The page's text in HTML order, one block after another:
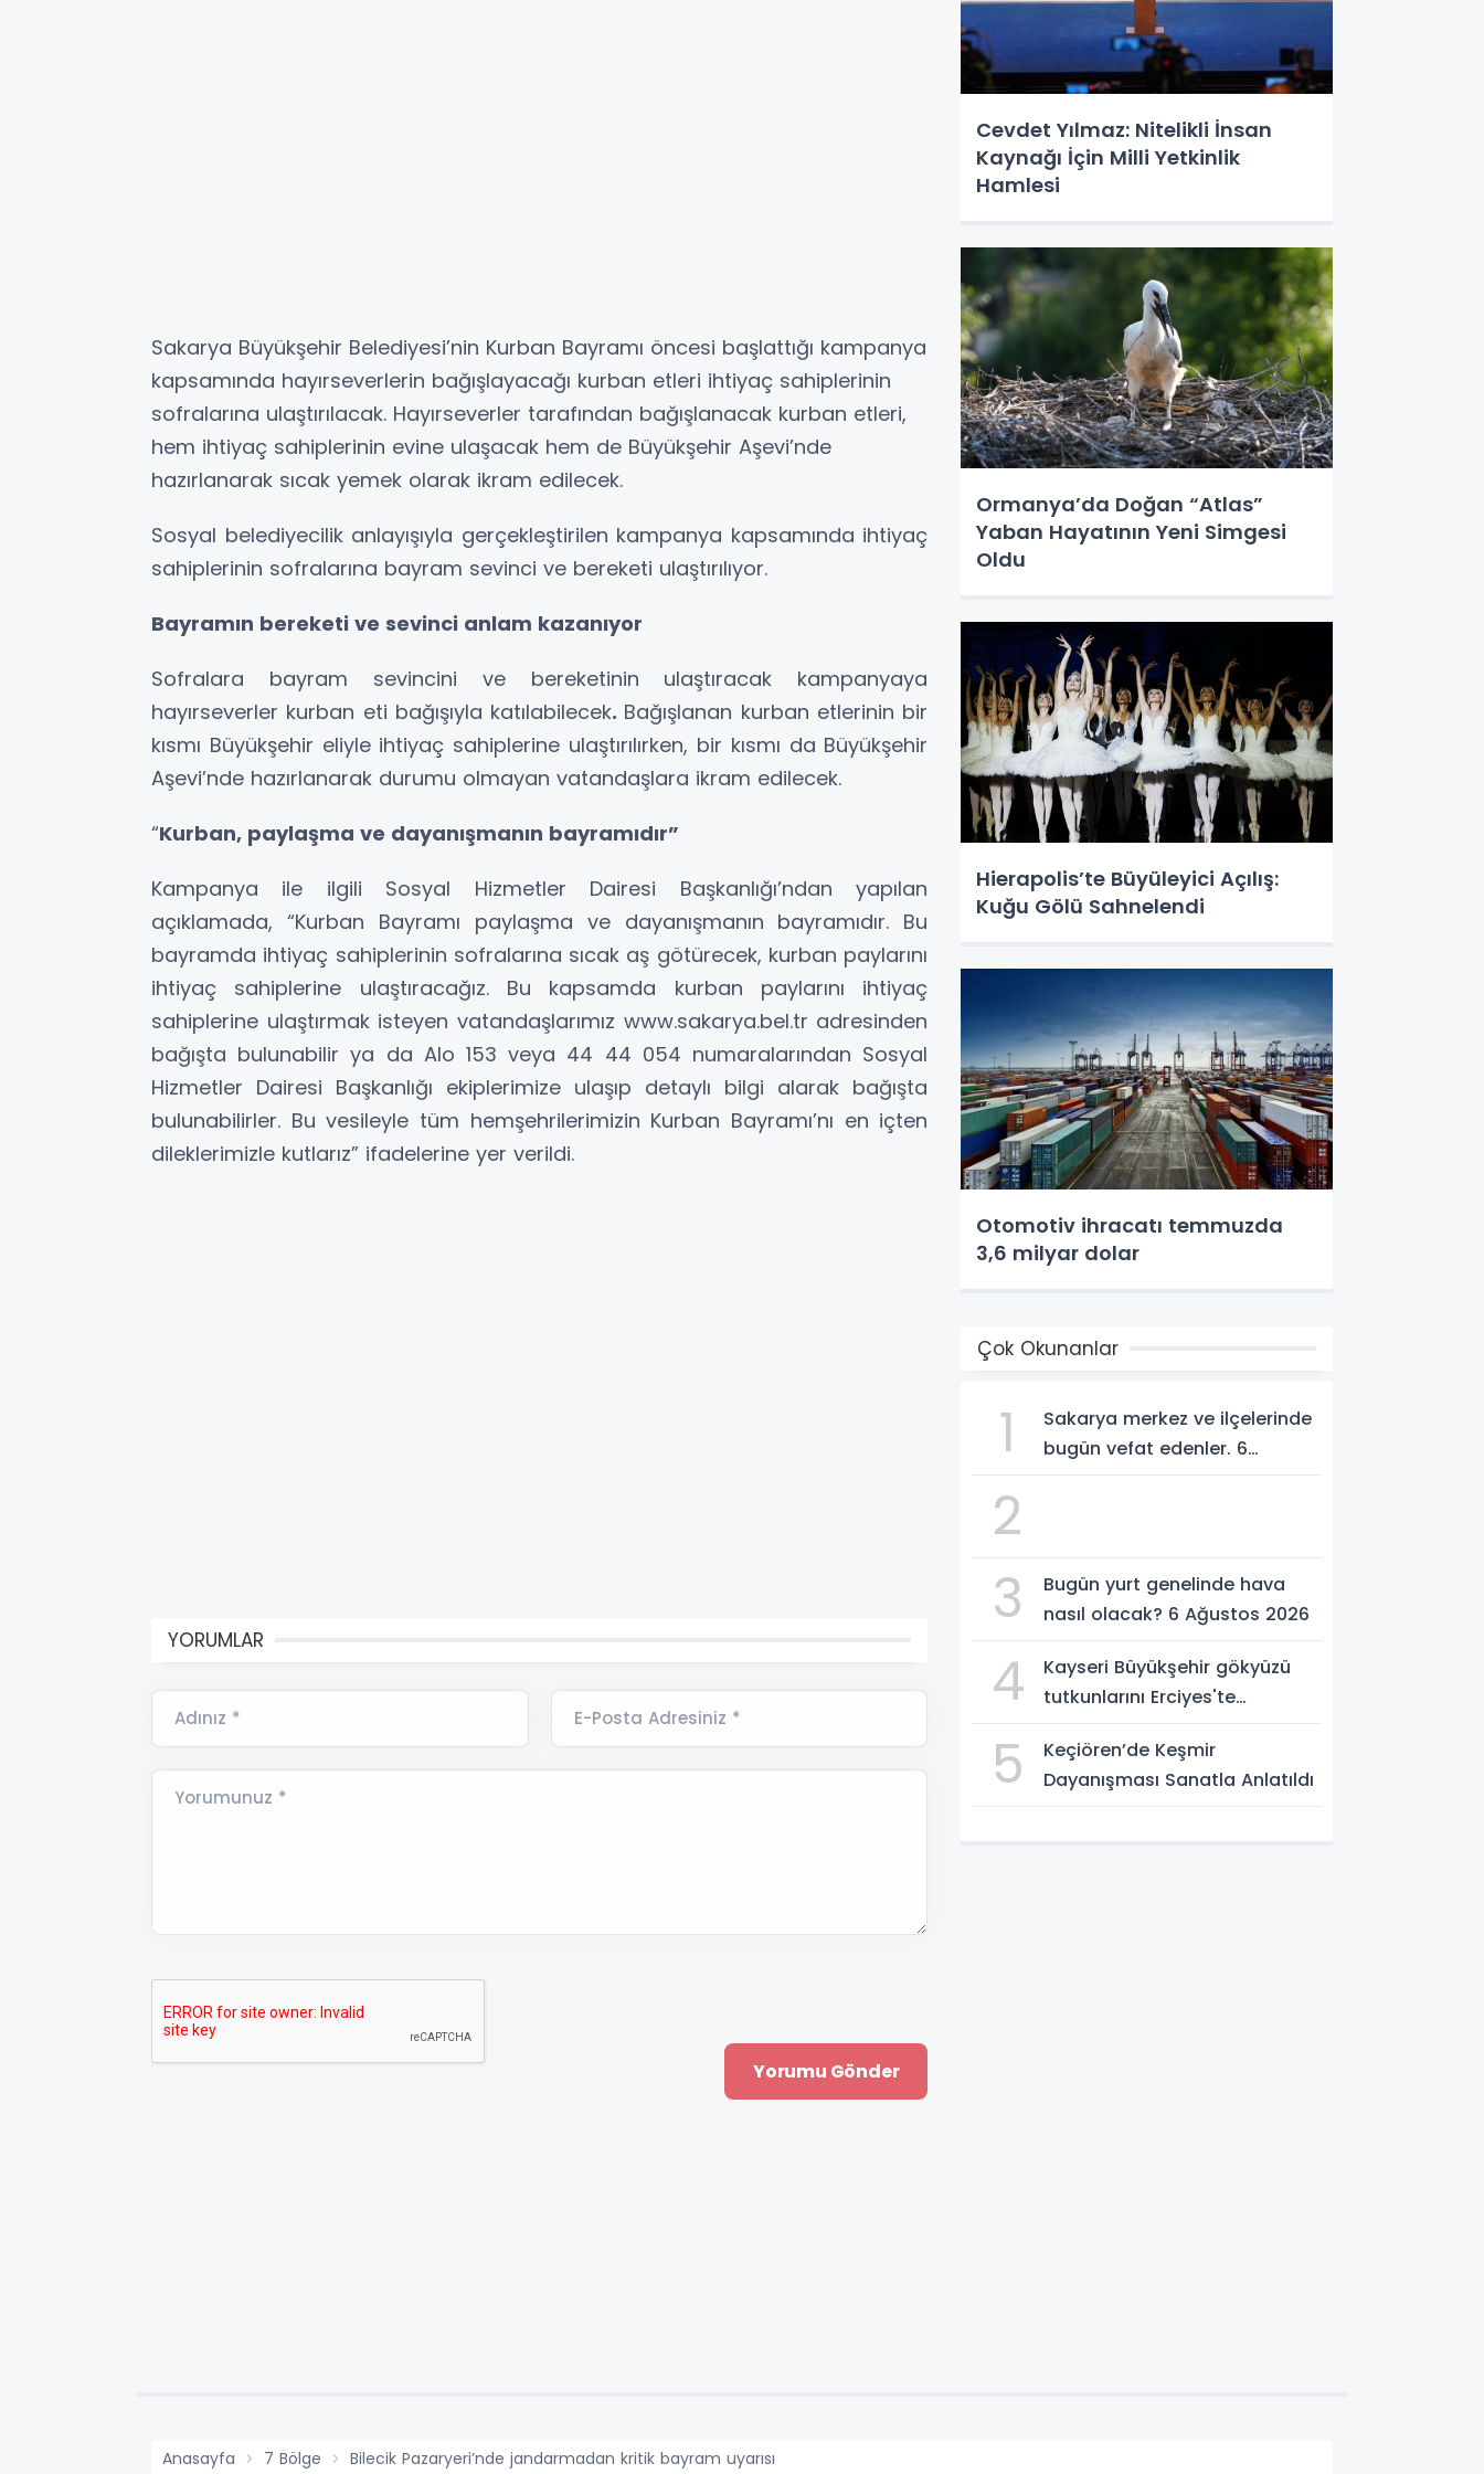
Sakarya Büyükşehir Belediyesi’nin Kurban Bayramı öncesi başlattığı kampanya
kapsamında hayırseverlerin bağışlayacağı kurban etleri ihtiyaç sahiplerinin
sofralarına ulaştırılacak. Hayırseverler tarafından bağışlanacak kurban etleri,
hem ihtiyaç sahiplerinin evine ulaşacak hem de Büyükşehir Aşevi’nde
hazırlanarak sıcak yemek olarak ikram edilecek.
Sosyal belediyecilik anlayışıyla gerçekleştirilen kampanya kapsamında ihtiyaç
sahiplerinin sofralarına bayram sevinci ve bereketi ulaştırılıyor.
Bayramın bereketi ve sevinci anlam kazanıyor
Sofralara bayram sevincini ve bereketinin ulaştıracak kampanyaya
hayırseverler kurban eti bağışıyla katılabilecek. Bağışlanan kurban etlerinin bir
kısmı Büyükşehir eliyle ihtiyaç sahiplerine ulaştırılırken, bir kısmı da Büyükşehir
Aşevi’nde hazırlanarak durumu olmayan vatandaşlara ikram edilecek.
“Kurban, paylaşma ve dayanışmanın bayramıdır”
Kampanya ile ilgili Sosyal Hizmetler Dairesi Başkanlığı’ndan yapılan
açıklamada, “Kurban Bayramı paylaşma ve dayanışmanın bayramıdır. Bu
bayramda ihtiyaç sahiplerinin sofralarına sıcak aş götürecek, kurban paylarını
ihtiyaç sahiplerine ulaştıracağız. Bu kapsamda kurban paylarını ihtiyaç
sahiplerine ulaştırmak isteyen vatandaşlarımız www.sakarya.bel.tr adresinden
bağışta bulunabilir ya da Alo 153 veya 44 44 054 numaralarından Sosyal
Hizmetler Dairesi Başkanlığı ekiplerimize ulaşıp detaylı bilgi alarak bağışta
bulunabilirler. Bu vesileyle tüm hemşehrilerimizin Kurban Bayramı’nı en içten
dileklerimizle kutlarız” ifadelerine yer verildi.
YORUMLAR
Adınız * E-Posta Adresiniz *
Yorumunuz *
Cevdet Yılmaz: Nitelikli İnsan
Kaynağı İçin Milli Yetkinlik
Hamlesi
Ormanya’da Doğan “Atlas”
Yaban Hayatının Yeni Simgesi
Oldu
Hierapolis’te Büyüleyici Açılış:
Kuğu Gölü Sahnelendi
Otomotiv ihracatı temmuzda
3,6 milyar dolar
Çok Okunanlar
1
Sakarya merkez ve ilçelerinde
bugün vefat edenler. 6
2
3
Bugün yurt genelinde hava
nasıl olacak? 6 Ağustos 2026
4
Kayseri Büyükşehir gökyüzü
tutkunlarını Erciyes'te
5
Keçiören’de Keşmir
Dayanışması Sanatla Anlatıldı
Anasayfa 7 Bölge Bilecik Pazaryeri’nde jandarmadan kritik bayram uyarısı